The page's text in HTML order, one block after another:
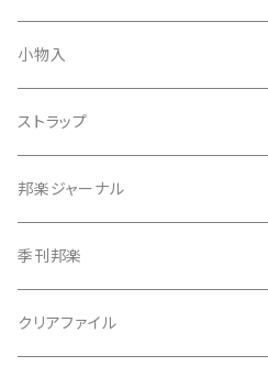
天神巾着
指すり
つぼシール
撥皮・撥皮のり
胴板
小物入
ストラップ
邦楽ジャーナル
季刊邦楽
クリアファイル